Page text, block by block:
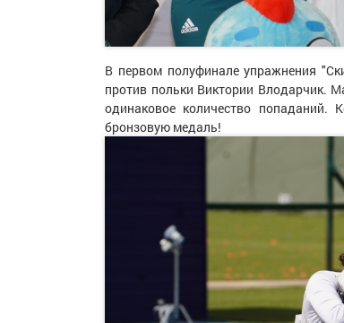
В первом полуфинале упражнения
против польки Виктории Влодарчик.
одинаковое количество попаданий.
бронзовую медаль!